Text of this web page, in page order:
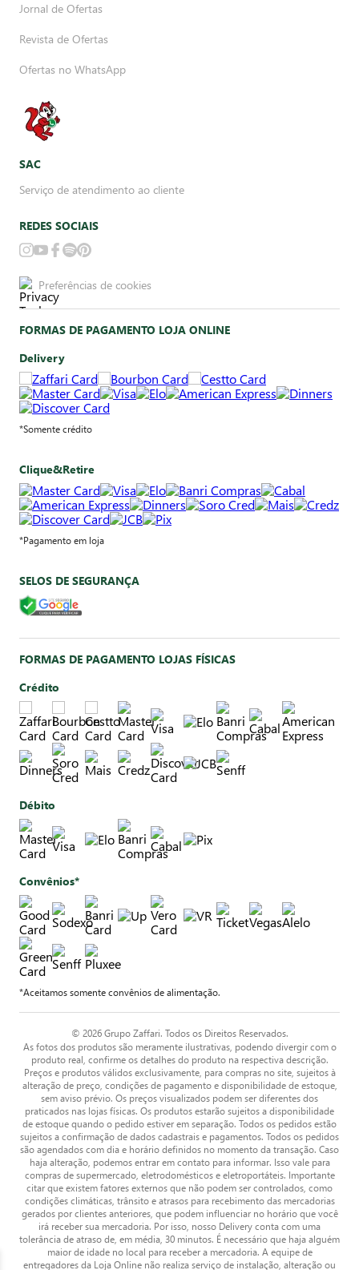
Jornal de Ofertas
Revista de Ofertas
Ofertas no WhatsApp
SAC
Serviço de atendimento ao cliente
REDES SOCIAIS
Preferências de cookies
FORMAS DE PAGAMENTO LOJA ONLINE
Delivery
*Somente crédito
Clique&Retire
*Pagamento em loja
SELOS DE SEGURANÇA
FORMAS DE PAGAMENTO LOJAS FÍSICAS
Crédito
Débito
Convênios*
*Aceitamos somente convênios de alimentação.
© 2026 Grupo Zaffari. Todos os Direitos Reservados.
As fotos dos produtos são meramente ilustrativas, podendo divergir com o
produto real, confirme os detalhes do produto na respectiva descrição.
Preços e produtos válidos exclusivamente, para compras no site, sujeitos à
alteração de preço, condições de pagamento e disponibilidade de estoque,
sem aviso prévio. Os preços visualizados podem ser diferentes dos
praticados nas lojas físicas. Os produtos estarão sujeitos a disponibilidade
de estoque quando o pedido estiver em separação. Todos os pedidos estão
sujeitos a confirmação de dados cadastrais e pagamentos. Todos os pedidos
são agendados com dia e horário definidos no momento da transação. Caso
haja alteração, podemos entrar em contato para informar. Isso vale para
compras de supermercado, eletrodomésticos e eletroportáteis. Importante
citar que existem fatores externos que não podem ser controlados, como
condições climáticas, trânsito e atrasos para recebimento das mercadorias
gerados por clientes anteriores, que podem influenciar no horário que você
irá receber sua mercadoria. Por isso, nosso Delivery conta com uma
tolerância de atraso de, em média, 30 minutos. É necessário que haja alguém
maior de idade no local para receber a mercadoria. A equipe de
entregadores da Loja Online não realiza serviço de instalação, alteração ou